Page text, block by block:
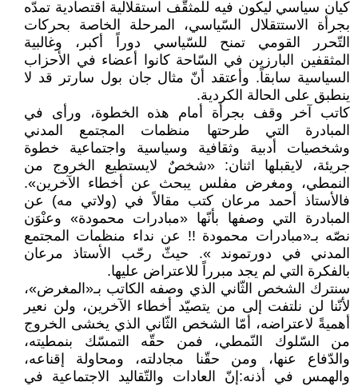
كيان سياسي ليكون فيه للمثقّف استقلالية اقتصادية تمدّه
بجرأة الاستتقلال السّياسي، المرحلة الخاصة بحركات
التّحرر القومي تمنح للسّياسي دوراً أكبر، وغالبية
المثقفين البارزين في السّاحة كانوا أعضاء في الأحزاب
السياسية سابقاً. وأعتقد أنّ مثال جان بول سارتر قد لا
ينطبق على الحالة الكردية.
كاتب آخر وقف بجرأة أمام هذه الخطوة، ورأى في
المبادرة التي طرحتها منظمات المجتمع المدني
وشخصيات أدبية وثقافية وسياسية واجتماعية خطوة
جريئة، لايقبلها اثنان: «شخصٌ لايستطيع الخروج من
النمطي، ومغرض مفلس يبحث عن أخطاء الآخرين».
فالأستاذ أحمد مرعان كتب مقالاً في (ولاتي مه) عن
المبادرة التي وصفها بأنّها «مبادرات محمودة» وعنْوَن
نصّه بـ«مبادرات محمودة !! عن نداء منظمات المجتمع
المدني في دورتموند ». حيثّ رحّب الأستاذ مرعان
بالفكرة التي لم يجد مبرراً للاعتراض عليها.
سنترك الشخص الثّاني الذي وصفه الكاتب بـ«المغرض»،
لأنّنا لن نلتفت إلى من يتصيّد أخطاء الآخرين، ولن نعير
أهميةً لاعتراضه، أمّا الشخص الثّاني الذي يخشى الخروج
من السّلوك النّمطي، فمن حقّه التمسّك بنمطيته،
والدّفاع عنها، ومن حقّنا مجادلته، ومحاولة إقناعه،
والهمس في أذنه:إنّ العادات والتّقاليد الاجتماعية في